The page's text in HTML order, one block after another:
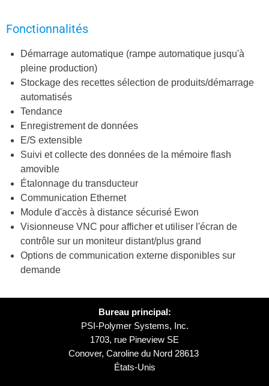
Fonctionnalités
Démarrage automatique (rampe automatique jusqu'à
pleine production)
Stockage des recettes sélection de produits/démarrage
automatisés
Tendance
Enregistrement de données
E/S extensible
Suivi et collecte des données de la mémoire flash
amovible
Étalonnage du transducteur
Communication Ethernet
Module d'accès à distance sécurisé Ewon
Visionneuse VNC pour afficher et utiliser l'écran de
contrôle sur un moniteur distant/plus grand
Options de communication externe disponibles sur
demande
Bureau principal:
PSI-Polymer Systems, Inc.
1703, rue Pineview SE
Conover, Caroline du Nord 28613
États-Unis